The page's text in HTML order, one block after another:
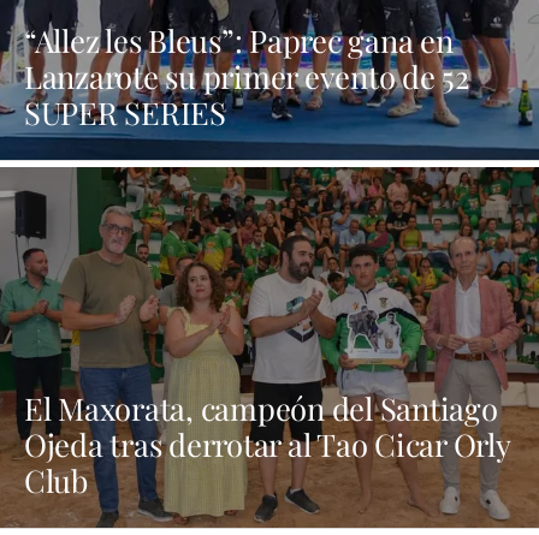
“Allez les Bleus”: Paprec gana en
Lanzarote su primer evento de 52
SUPER SERIES
El Maxorata, campeón del Santiago
Ojeda tras derrotar al Tao Cicar Orly
Club